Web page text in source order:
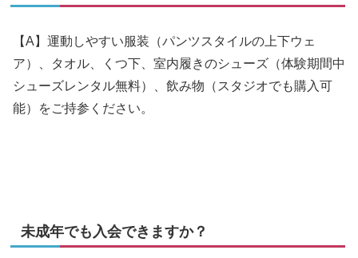
【A】運動しやすい服装（パンツスタイルの上下ウェ
ア）、タオル、くつ下、室内履きのシューズ（体験期間中
シューズレンタル無料）、飲み物（スタジオでも購入可
能）をご持参ください。
未成年でも入会できますか？